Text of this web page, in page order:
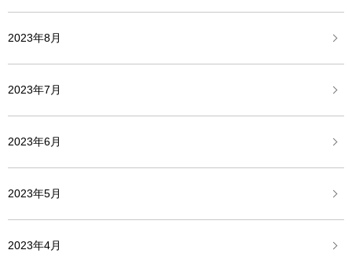
2023年8月
2023年7月
2023年6月
2023年5月
2023年4月